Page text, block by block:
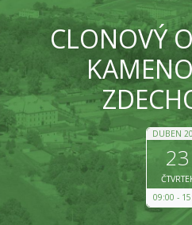
CLONOVÝ
DUBEN
23
09:00